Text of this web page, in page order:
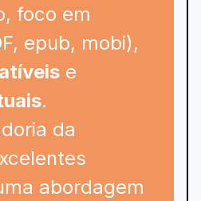
foco em
epub, mobi),
e
.
da
abordagem